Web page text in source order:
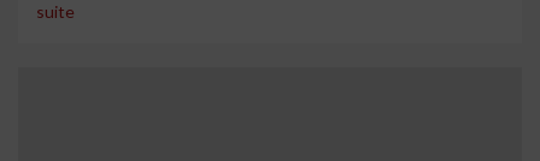
suite